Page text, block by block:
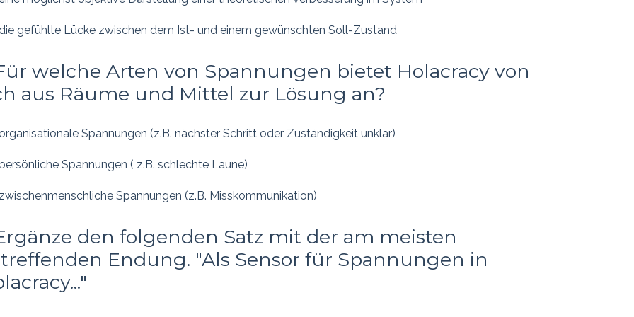
gefühlte Lücke zwischen dem Ist- und einem gewünschten Soll-Zustand
welche Arten von Spannungen bietet Holacracy von
aus Räume und Mittel zur Lösung an?
Spannungen (z.B. nächster Schritt oder Zuständigkeit unklar)
Spannungen ( z.B. schlechte Laune)
zwischenmenschliche Spannungen (z.B. Misskommunikation)
den folgenden Satz mit der am meisten
Endung. "Als Sensor für Spannungen in